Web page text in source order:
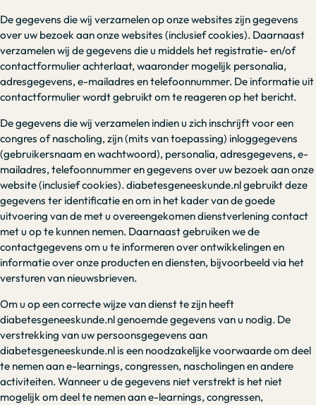
De gegevens die wij verzamelen op onze websites zijn gegevens
over uw bezoek aan onze websites (inclusief cookies). Daarnaast
verzamelen wij de gegevens die u middels het registratie- en/of
contactformulier achterlaat, waaronder mogelijk personalia,
adresgegevens, e-mailadres en telefoonnummer. De informatie uit
contactformulier wordt gebruikt om te reageren op het bericht.
De gegevens die wij verzamelen indien u zich inschrijft voor een
congres of nascholing, zijn (mits van toepassing) inloggegevens
(gebruikersnaam en wachtwoord), personalia, adresgegevens, e-
mailadres, telefoonnummer en gegevens over uw bezoek aan onze
website (inclusief cookies). diabetesgeneeskunde.nl gebruikt deze
gegevens ter identificatie en om in het kader van de goede
uitvoering van de met u overeengekomen dienstverlening contact
met u op te kunnen nemen. Daarnaast gebruiken we de
contactgegevens om u te informeren over ontwikkelingen en
informatie over onze producten en diensten, bijvoorbeeld via het
versturen van nieuwsbrieven.
Om u op een correcte wijze van dienst te zijn heeft
diabetesgeneeskunde.nl genoemde gegevens van u nodig. De
verstrekking van uw persoonsgegevens aan
diabetesgeneeskunde.nl is een noodzakelijke voorwaarde om deel
te nemen aan e-learnings, congressen, nascholingen en andere
activiteiten. Wanneer u de gegevens niet verstrekt is het niet
mogelijk om deel te nemen aan e-learnings, congressen,